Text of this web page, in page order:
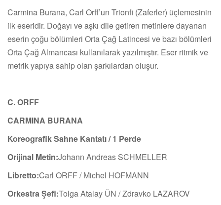
Carmina Burana, Carl Orff’un Trionfi (Zaferler) üçlemesinin
ilk eseridir. Doğayı ve aşkı dile getiren metinlere dayanan
eserin çoğu bölümleri Orta Çağ Latincesi ve bazı bölümleri
Orta Çağ Almancası kullanılarak yazılmıştır. Eser ritmik ve
metrik yapıya sahip olan şarkılardan oluşur.
C. ORFF
CARMINA BURANA
Koreografik Sahne Kantatı / 1 Perde
Orijinal Metin:Johann Andreas SCHMELLER
Libretto:Carl ORFF / Michel HOFMANN
Orkestra Şefi:Tolga Atalay ÜN / Zdravko LAZAROV